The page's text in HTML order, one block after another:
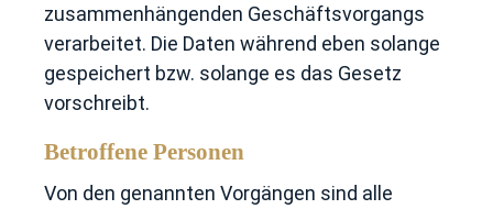
zusammenhängenden Geschäftsvorgangs
verarbeitet. Die Daten während eben solange
gespeichert bzw. solange es das Gesetz
vorschreibt.
Betroffene Personen
Von den genannten Vorgängen sind alle